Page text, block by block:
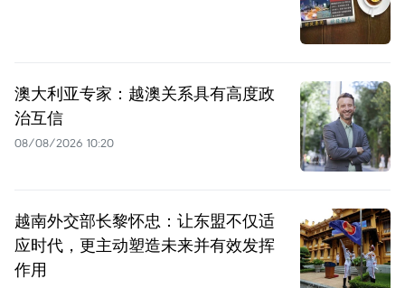
澳大利亚专家：越澳关系具有高度政
治互信
08/08/2026 10:20
越南外交部长黎怀忠：让东盟不仅适
应时代，更主动塑造未来并有效发挥
作用